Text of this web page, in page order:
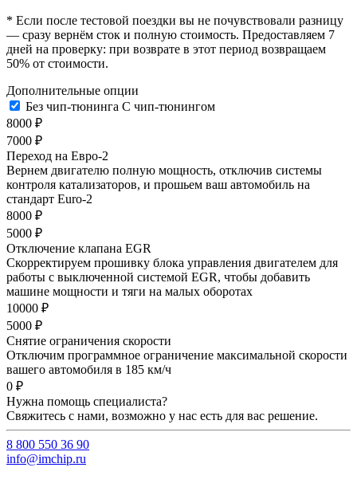
* Если после тестовой поездки вы не почувствовали разницу
— сразу вернём сток и полную стоимость. Предоставляем 7
дней на проверку: при возврате в этот период возвращаем
50% от стоимости.
Дополнительные опции
Без чип-тюнинга С чип-тюнингом
8000 ₽
7000 ₽
Переход на Евро-2
Вернем двигателю полную мощность, отключив системы
контроля катализаторов, и прошьем ваш автомобиль на
стандарт Euro-2
8000 ₽
5000 ₽
Отключение клапана EGR
Скорректируем прошивку блока управления двигателем для
работы с выключенной системой EGR, чтобы добавить
машине мощности и тяги на малых оборотах
10000 ₽
5000 ₽
Снятие ограничения скорости
Отключим программное ограничение максимальной скорости
вашего автомобиля в 185 км/ч
0 ₽
Нужна помощь специалиста?
Свяжитесь с нами, возможно у нас есть для вас решение.
8 800 550 36 90
info@imchip.ru